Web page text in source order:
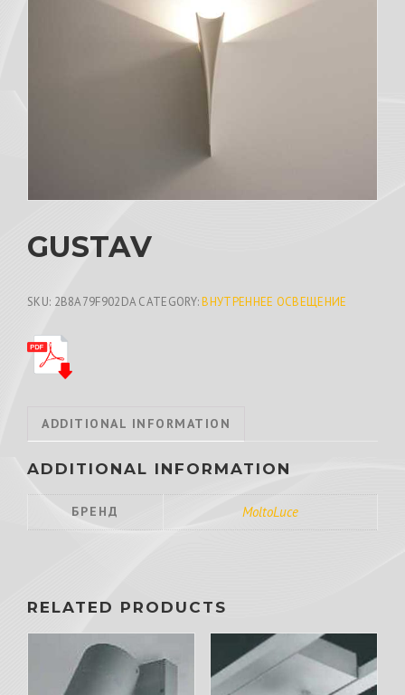
GUSTAV
SKU: 2B8A79F902DA CATEGORY:ВНУТРЕННЕЕ ОСВЕЩЕНИЕ
ADDITIONAL INFORMATION
ADDITIONAL INFORMATION
БРЕНД MoltoLuce
RELATED PRODUCTS